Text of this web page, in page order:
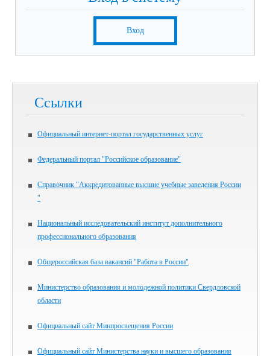
Вход
Ссылки
Официальный интернет-портал государственных услуг
Федеральный портал "Российское образование"
Справочник "Аккредитованные высшие учебные заведения России
"
Национальный исследовательский институт дополнительного
профессионального образования
Общероссийская база вакансий "Работа в России"
Министерство образования и молодежной политики Свердловской
области
Официальный сайт Минпросвещения России
Официальный сайт Министерства науки и высшего образования